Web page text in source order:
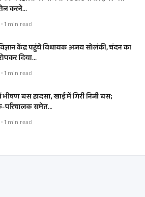
करने…
1 min read
केंद्र पहुंचे विधायक अजय सोलंकी, चंदन का
दिया…
1 min read
भीषण बस हादसा, खाई में गिरी निजी बस;
परिचालक समेत…
1 min read